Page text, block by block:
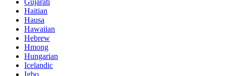
Gujarati
Haitian
Hausa
Hawaiian
Hebrew
Hmong
Hungarian
Icelandic